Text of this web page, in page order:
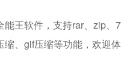
王软件，支持rar、zip、
、gif压缩等功能，欢迎体